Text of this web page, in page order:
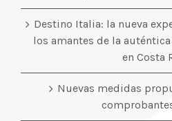
Destino Italia: la nueva
los amantes de la
en Costa
Nuevas medidas